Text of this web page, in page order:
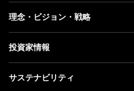
プレスリリース
更新情報
記者説明会
企業情報 トップ
社長メッセージ
事業紹介
理念・ビジョン・戦略
理念・ビジョン・戦略 トップ
成長戦略「Activate AI for
投資家情報
投資家情報 トップ
サステナビリティ